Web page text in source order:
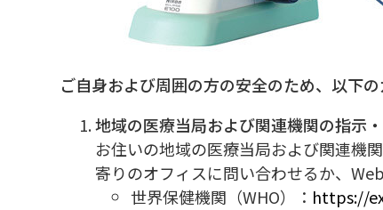
ご自身および周囲の方の安全のため、以下
地域の医療当局および関連機関の指示
お住いの地域の医療当局および関連機
寄りのオフィスに問い合わせるか、
世界保健機関（WHO）： https://